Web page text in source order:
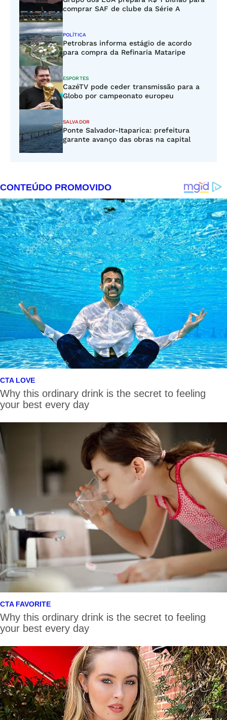
comprar SAF de clube da Série A
POLÍTICA
Petrobras informa estágio de acordo
para compra da Refinaria Mataripe
ESPORTES
CazéTV pode ceder transmissão para a
Globo por campeonato europeu
SALVADOR
Ponte Salvador-Itaparica: prefeitura
garante avanço das obras na capital